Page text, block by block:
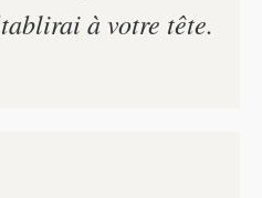
à votre tête.